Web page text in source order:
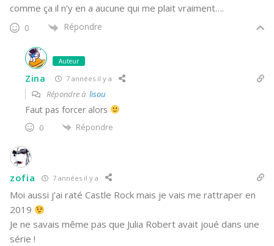
comme ça il n’y en a aucune qui me plait vraiment….
0 Répondre
Auteur
Zina 7 années il y a
Répondre à lisou
Faut pas forcer alors
0 Répondre
zofia 7 années il y a
Moi aussi j’ai raté Castle Rock mais je vais me rattraper en
2019
Je ne savais même pas que Julia Robert avait joué dans une
série !